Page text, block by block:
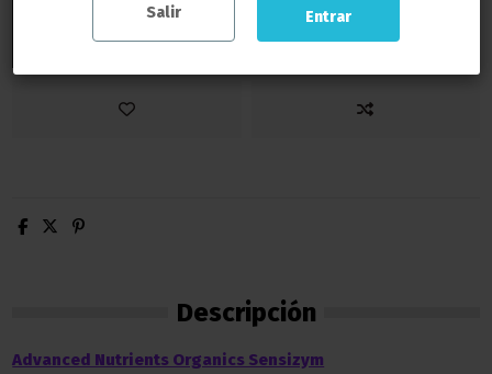
Añadir al carrito
Descripción
Advanced Nutrients Organics Sensizym
Salir Entrar